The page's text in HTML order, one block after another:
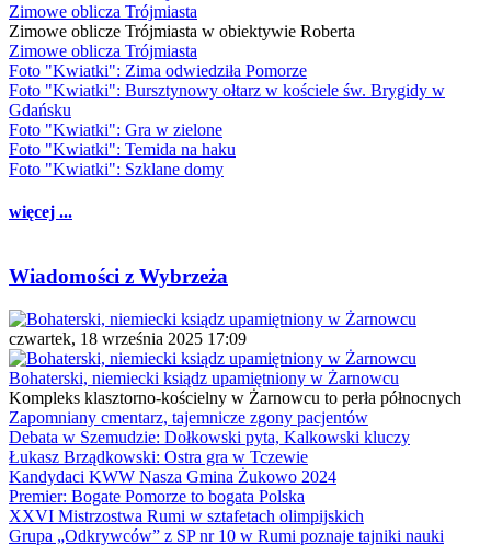
Zimowe oblicza Trójmiasta
Zimowe oblicze Trójmiasta w obiektywie Roberta
Zimowe oblicza Trójmiasta
Foto "Kwiatki": Zima odwiedziła Pomorze
Foto "Kwiatki": Bursztynowy ołtarz w kościele św. Brygidy w
Gdańsku
Foto "Kwiatki": Gra w zielone
Foto "Kwiatki": Temida na haku
Foto "Kwiatki": Szklane domy
więcej ...
Wiadomości z Wybrzeża
czwartek, 18 września 2025 17:09
Bohaterski, niemiecki ksiądz upamiętniony w Żarnowcu
Kompleks klasztorno-kościelny w Żarnowcu to perła północnych
Zapomniany cmentarz, tajemnicze zgony pacjentów
Debata w Szemudzie: Dołkowski pyta, Kalkowski kluczy
Łukasz Brządkowski: Ostra gra w Tczewie
Kandydaci KWW Nasza Gmina Żukowo 2024
Premier: Bogate Pomorze to bogata Polska
XXVI Mistrzostwa Rumi w sztafetach olimpijskich
Grupa „Odkrywców” z SP nr 10 w Rumi poznaje tajniki nauki